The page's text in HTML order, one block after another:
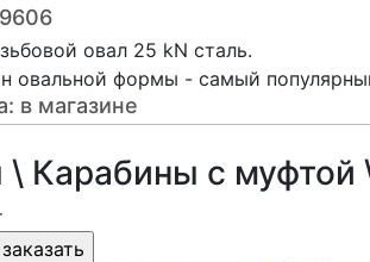
овал 25 kN сталь.
овальной формы - самый
в магазине
Карабины с муфтой